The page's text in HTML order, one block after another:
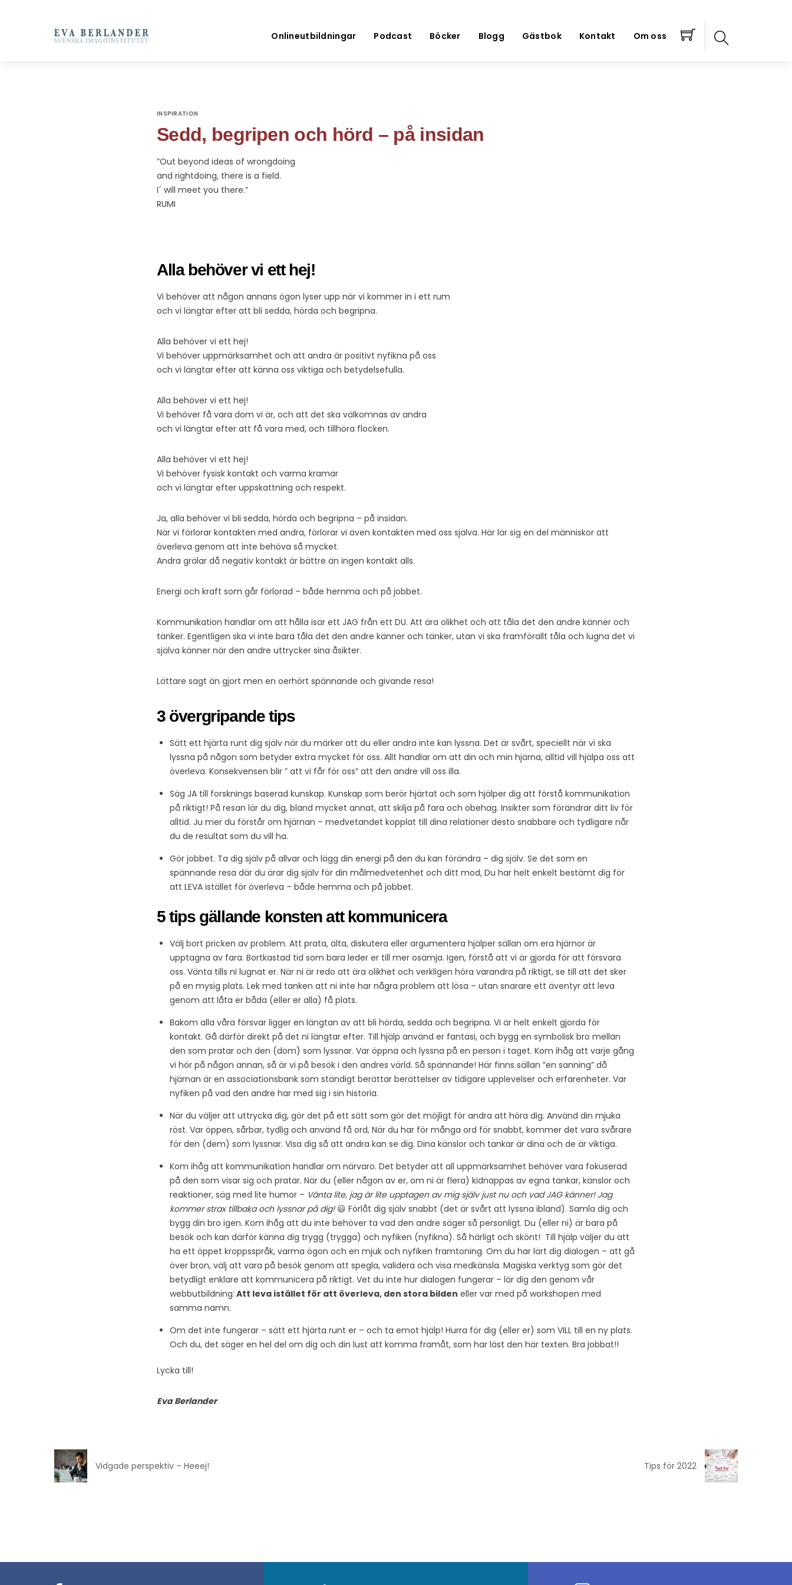
Onlineutbildningar Podcast Böcker Blogg Gästbok Kontakt Om oss
INSPIRATION
Sedd, begripen och hörd – på insidan
”Out beyond ideas of wrongdoing
and rightdoing, there is a field.
I´ will meet you there.”
RUMI
Alla behöver vi ett hej!
Vi behöver att någon annans ögon lyser upp när vi kommer in i ett rum
och vi längtar efter att bli sedda, hörda och begripna.
Alla behöver vi ett hej!
Vi behöver uppmärksamhet och att andra är positivt nyfikna på oss
och vi längtar efter att känna oss viktiga och betydelsefulla.
Alla behöver vi ett hej!
Vi behöver få vara dom vi är, och att det ska välkomnas av andra
och vi längtar efter att få vara med, och tillhöra flocken.
Alla behöver vi ett hej!
Vi behöver fysisk kontakt och varma kramar
och vi längtar efter uppskattning och respekt.
Ja, alla behöver vi bli sedda, hörda och begripna – på insidan.
När vi förlorar kontakten med andra, förlorar vi även kontakten med oss själva. Här lär sig en del människor att
överleva genom att inte behöva så mycket.
Andra grälar då negativ kontakt är bättre än ingen kontakt alls.
Energi och kraft som går förlorad – både hemma och på jobbet.
Kommunikation handlar om att hålla isär ett JAG från ett DU. Att ära olikhet och att tåla det den andre känner och
tänker. Egentligen ska vi inte bara tåla det den andre känner och tänker, utan vi ska framförallt tåla och lugna det vi
själva känner när den andre uttrycker sina åsikter.
Lättare sagt än gjort men en oerhört spännande och givande resa!
3 övergripande tips
Sätt ett hjärta runt dig själv när du märker att du eller andra inte kan lyssna. Det är svårt, speciellt när vi ska
lyssna på någon som betyder extra mycket för oss. Allt handlar om att din och min hjärna, alltid vill hjälpa oss att
överleva. Konsekvensen blir ” att vi får för oss” att den andre vill oss illa.
Säg JA till forsknings baserad kunskap. Kunskap som berör hjärtat och som hjälper dig att förstå kommunikation
på riktigt! På resan lär du dig, bland mycket annat, att skilja på fara och obehag. Insikter som förändrar ditt liv för
alltid. Ju mer du förstår om hjärnan – medvetandet kopplat till dina relationer desto snabbare och tydligare når
du de resultat som du vill ha.
Gör jobbet. Ta dig själv på allvar och lägg din energi på den du kan förändra – dig själv. Se det som en
spännande resa där du ärar dig själv för din målmedvetenhet och ditt mod, Du har helt enkelt bestämt dig för
att LEVA istället för överleva – både hemma och på jobbet.
5 tips gällande konsten att kommunicera
Välj bort pricken av problem. Att prata, älta, diskutera eller argumentera hjälper sällan om era hjärnor är
upptagna av fara. Bortkastad tid som bara leder er till mer osämja. Igen, förstå att vi är gjorda för att försvara
oss. Vänta tills ni lugnat er. När ni är redo att ära olikhet och verkligen höra varandra på riktigt, se till att det sker
på en mysig plats. Lek med tanken att ni inte har några problem att lösa – utan snarare ett äventyr att leva
genom att låta er båda (eller er alla) få plats.
Bakom alla våra försvar ligger en längtan av att bli hörda, sedda och begripna. Vi är helt enkelt gjorda för
kontakt. Gå därför direkt på det ni längtar efter. Till hjälp använd er fantasi, och bygg en symbolisk bro mellan
den som pratar och den (dom) som lyssnar. Var öppna och lyssna på en person i taget. Kom ihåg att varje gång
vi hör på någon annan, så är vi på besök i den andres värld. Så spännande! Här finns sällan ”en sanning” då
hjärnan är en associationsbank som ständigt berättar berättelser av tidigare upplevelser och erfarenheter. Var
nyfiken på vad den andre har med sig i sin historia.
När du väljer att uttrycka dig, gör det på ett sätt som gör det möjligt för andra att höra dig. Använd din mjuka
röst. Var öppen, sårbar, tydlig och använd få ord, När du har för många ord för snabbt, kommer det vara svårare
för den (dem) som lyssnar. Visa dig så att andra kan se dig. Dina känslor och tankar är dina och de är viktiga.
Kom ihåg att kommunikation handlar om närvaro. Det betyder att all uppmärksamhet behöver vara fokuserad
på den som visar sig och pratar. När du (eller någon av er, om ni är flera) kidnappas av egna tankar, känslor och
reaktioner, säg med lite humor – Vänta lite, jag är lite upptagen av mig själv just nu och vad JAG känner! Jag
kommer strax tillbaka och lyssnar på dig! 😃 Förlåt dig själv snabbt (det är svårt att lyssna ibland). Samla dig och
bygg din bro igen. Kom ihåg att du inte behöver ta vad den andre säger så personligt. Du (eller ni) är bara på
besök och kan därför känna dig trygg (trygga) och nyfiken (nyfikna). Så härligt och skönt! Till hjälp väljer du att
ha ett öppet kroppsspråk, varma ögon och en mjuk och nyfiken framtoning. Om du har lärt dig dialogen – att gå
över bron, välj att vara på besök genom att spegla, validera och visa medkänsla. Magiska verktyg som gör det
betydligt enklare att kommunicera på riktigt. Vet du inte hur dialogen fungerar – lär dig den genom vår
webbutbildning: Att leva istället för att överleva, den stora bilden eller var med på workshopen med
samma namn.
Om det inte fungerar – sätt ett hjärta runt er – och ta emot hjälp! Hurra för dig (eller er) som VILL till en ny plats.
Och du, det säger en hel del om dig och din lust att komma framåt, som har läst den här texten. Bra jobbat!!
Lycka till!
Eva Berlander
Vidgade perspektiv – Heeej! Tips för 2022